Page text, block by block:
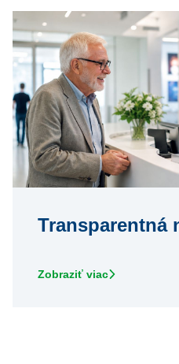
Transparentná
Zobraziť viac